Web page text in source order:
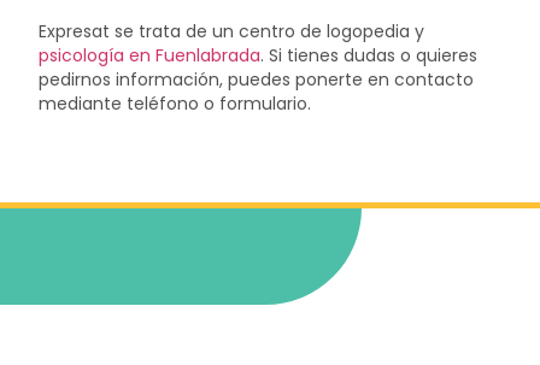
Expresat se trata de un centro de logopedia y
psicología en Fuenlabrada. Si tienes dudas o quieres
pedirnos información, puedes ponerte en contacto
mediante teléfono o formulario.